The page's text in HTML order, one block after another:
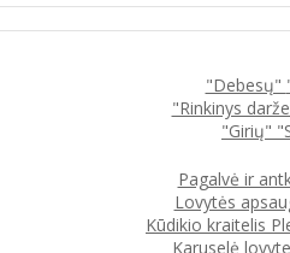
"Debesų"
"Rinkinys
"Girių"
Pagalvė ir
Lovytės
Kūdikio kraitelis
Karuselė